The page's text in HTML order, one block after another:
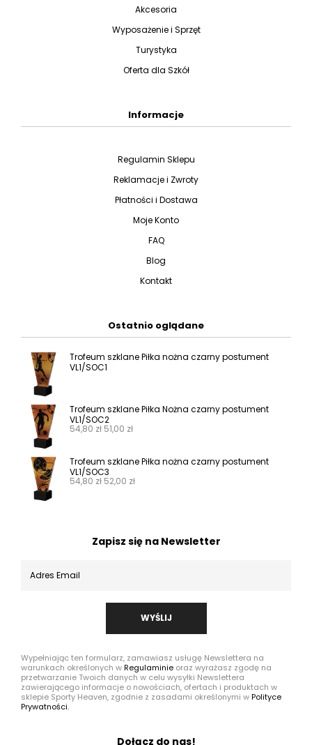
Akcesoria
Wyposażenie i Sprzęt
Turystyka
Oferta dla Szkół
Informacje
Regulamin Sklepu
Reklamacje i Zwroty
Płatności i Dostawa
Moje Konto
FAQ
Blog
Kontakt
Ostatnio oglądane
Trofeum szklane Piłka nożna czarny postument
VL1/SOC1
Trofeum szklane Piłka Nożna czarny postument
VL1/SOC2
54,80 zł 51,00 zł
Trofeum szklane Piłka nożna czarny postument
VL1/SOC3
54,80 zł 52,00 zł
Zapisz się na Newsletter
WYŚLIJ
Wypełniając ten formularz, zamawiasz usługę Newslettera na
warunkach określonych wRegulaminie oraz wyrażasz zgodę na
przetwarzanie Twoich danych w celu wysyłki Newslettera
zawierającego informacje o nowościach, ofertach i produktach w
sklepie Sporty Heaven, zgodnie z zasadami określonymi wPolityce
Prywatności.
Dołącz do nas!